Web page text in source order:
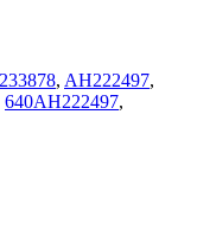
, AH222497,
640AH222497,